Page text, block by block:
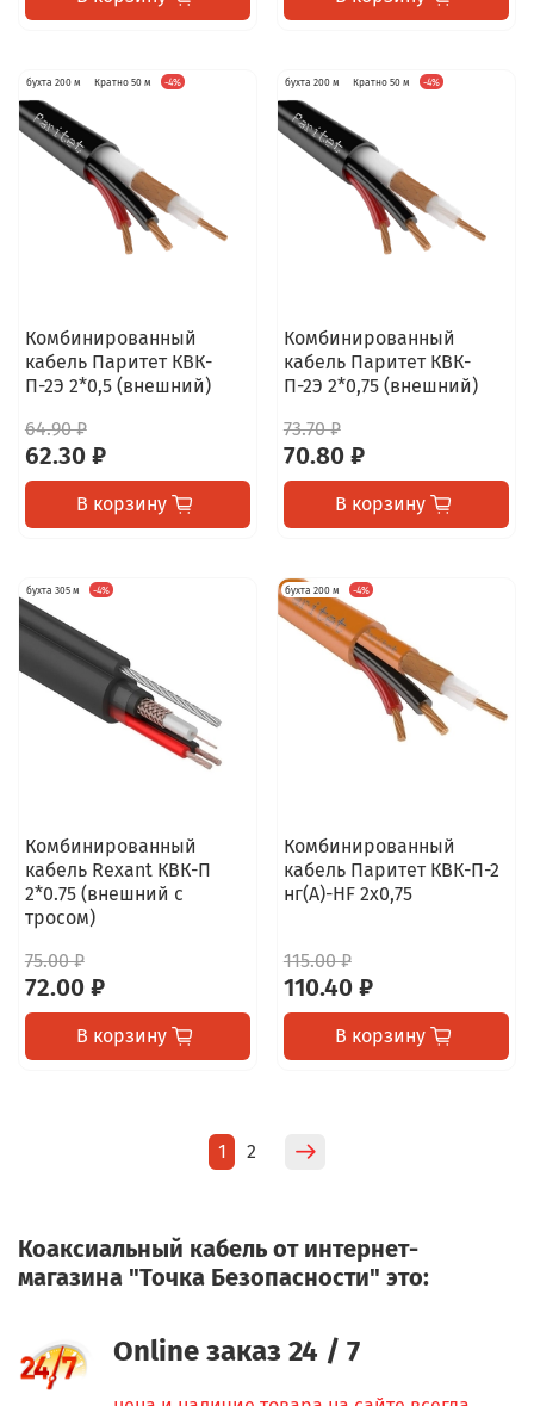
бухта 200 м Кратно 50 м -4%
Комбинированный
кабель Паритет КВК-
П-2Э 2*0,5 (внешний)
64.90 ₽
62.30 ₽
В корзину
бухта 200 м Кратно 50 м -4%
Комбинированный
кабель Паритет КВК-
П-2Э 2*0,75 (внешний)
73.70 ₽
70.80 ₽
В корзину
бухта 305 м -4%
Комбинированный
кабель Rexant КВК-П
2*0.75 (внешний с
тросом)
75.00 ₽
72.00 ₽
В корзину
бухта 200 м -4%
Комбинированный
кабель Паритет КВК-П-2
нг(A)-HF 2х0,75
115.00 ₽
110.40 ₽
В корзину
1 2
Коаксиальный кабель от интернет-
магазина "Точка Безопасности" это:
Online заказ 24 / 7